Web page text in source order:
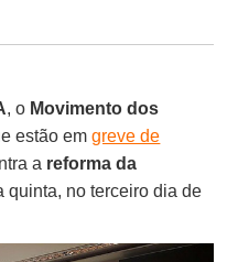
, o Movimento dos
estão emgreve de
a reforma da
quinta, no terceiro dia de